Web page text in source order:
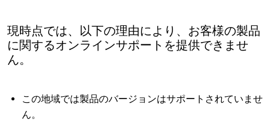
現時点では、以下の理由により、お客様の製品
に関するオンラインサポートを提供できませ
ん。
この地域では製品のバージョンはサポートされていませ
ん。